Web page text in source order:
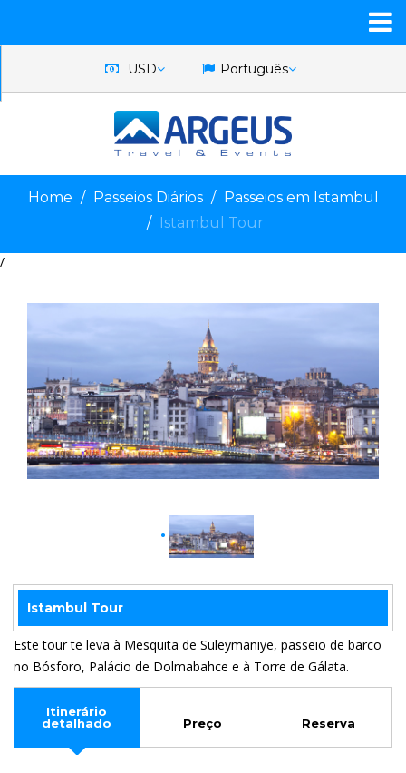
USD Português
Home Passeios Diários
Passeios em Istambul
Istambul Tour
/
Istambul Tour
Este tour te leva à Mesquita de Suleymaniye, passeio de barco
no Bósforo, Palácio de Dolmabahce e à Torre de Gálata.
Itinerário
detalhado
Preço Reserva